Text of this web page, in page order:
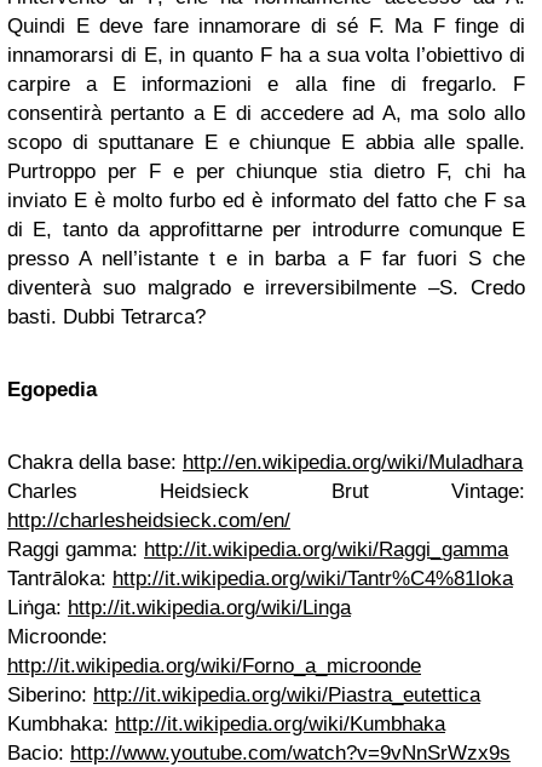
Quindi E deve fare innamorare di sé F. Ma F finge di
innamorarsi di E, in quanto F ha a sua volta l’obiettivo di
carpire a E informazioni e alla fine di fregarlo. F
consentirà pertanto a E di accedere ad A, ma solo allo
scopo di sputtanare E e chiunque E abbia alle spalle.
Purtroppo per F e per chiunque stia dietro F, chi ha
inviato E è molto furbo ed è informato del fatto che F sa
di E, tanto da approfittarne per introdurre comunque E
presso A nell’istante t e in barba a F far fuori S che
diventerà suo malgrado e irreversibilmente –S. Credo
basti. Dubbi Tetrarca?
Egopedia
Chakra della base: http://en.wikipedia.org/wiki/Muladhara
Charles Heidsieck Brut Vintage:
http://charlesheidsieck.com/en/
Raggi gamma: http://it.wikipedia.org/wiki/Raggi_gamma
Tantrāloka: http://it.wikipedia.org/wiki/Tantr%C4%81loka
Liṅga: http://it.wikipedia.org/wiki/Linga
Microonde:
http://it.wikipedia.org/wiki/Forno_a_microonde
Siberino: http://it.wikipedia.org/wiki/Piastra_eutettica
Kumbhaka: http://it.wikipedia.org/wiki/Kumbhaka
Bacio: http://www.youtube.com/watch?v=9vNnSrWzx9s